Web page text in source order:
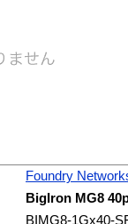
Foundry
BigIron MG8
BIMG8-1Gx40-